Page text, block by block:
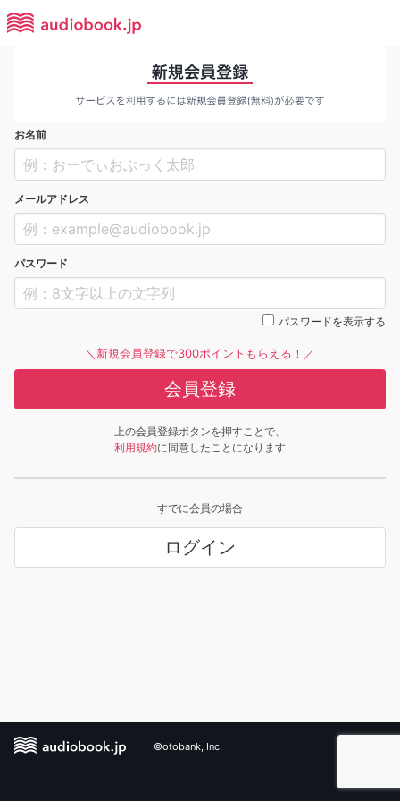
お名前
メールアドレス
パスワード
パスワードを表示する
＼新規会員登録で300ポイントもらえる！／
会員登録
上の会員登録ボタンを押すことで、
利用規約に同意したことになります
すでに会員の場合
ログイン
©otobank, Inc.